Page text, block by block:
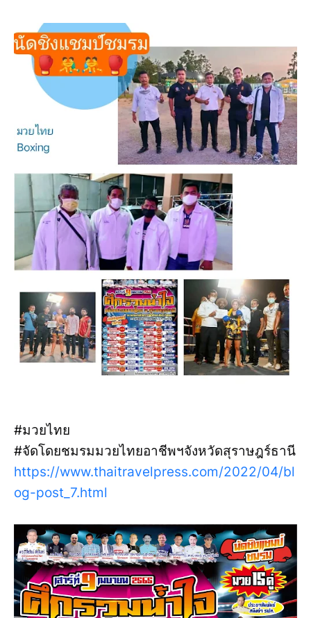
#มวยไทย
#จัดโดยชมรมมวยไทยอาชีพฯจังหวัดสุราษฎร์ธานี
https://www.thaitravelpress.com/2022/04/bl
og-post_7.html